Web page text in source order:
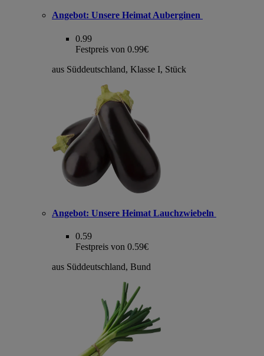
Angebot: Unsere Heimat Auberginen
0.99
Festpreis von 0.99€
aus Süddeutschland, Klasse I, Stück
Angebot: Unsere Heimat Lauchzwiebeln
0.59
Festpreis von 0.59€
aus Süddeutschland, Bund